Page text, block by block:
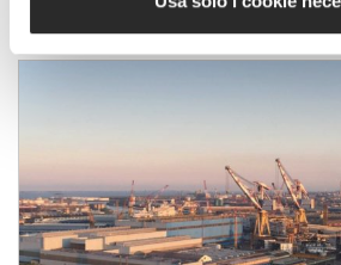
lavoro.